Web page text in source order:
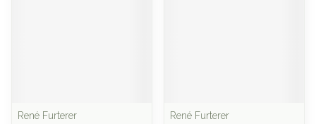
René Furterer
René Furterer